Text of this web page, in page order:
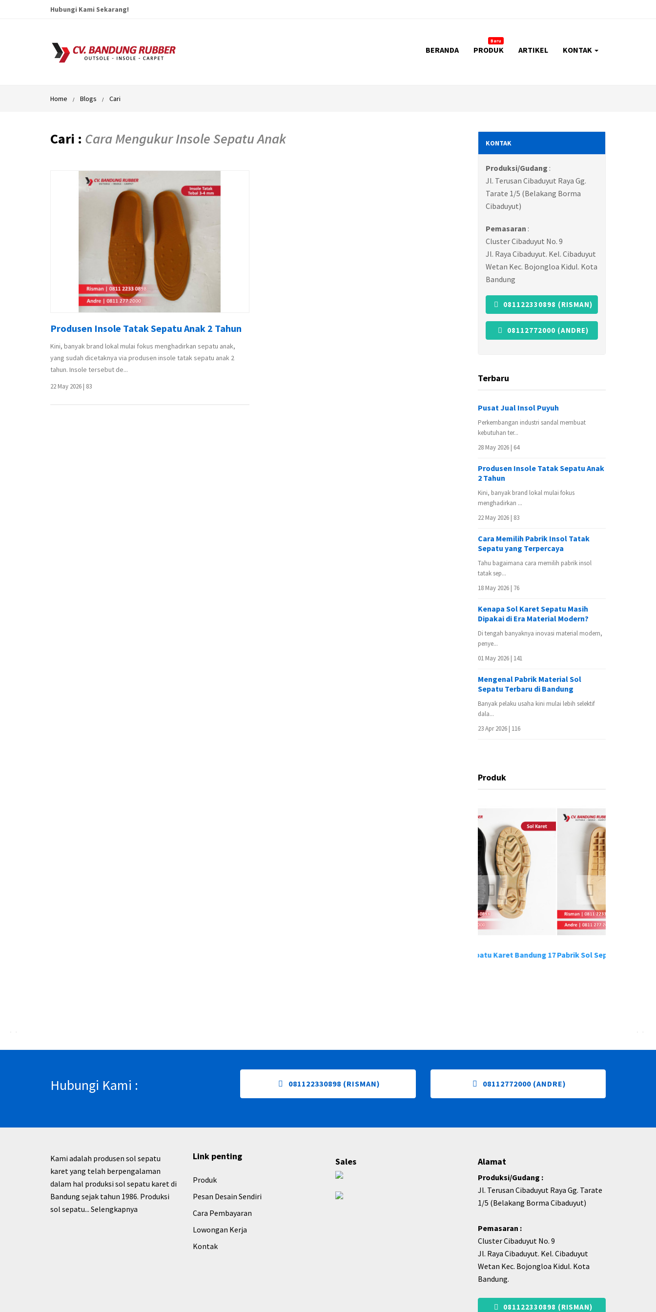
Hubungi Kami Sekarang!
BERANDA PRODUK
Baru
ARTIKEL KONTAK
Home Blogs Cari
Cari : Cara Mengukur Insole Sepatu Anak
Produsen Insole Tatak Sepatu Anak 2 Tahun
Kini, banyak brand lokal mulai fokus menghadirkan sepatu anak,
yang sudah dicetaknya via produsen insole tatak sepatu anak 2
tahun. Insole tersebut de...
22 May 2026 | 83
KONTAK
Produksi/Gudang :
Jl. Terusan Cibaduyut Raya Gg.
Tarate 1/5 (Belakang Borma
Cibaduyut)
Pemasaran :
Cluster Cibaduyut No. 9
Jl. Raya Cibaduyut. Kel. Cibaduyut
Wetan Kec. Bojongloa Kidul. Kota
Bandung
081122330898 (RISMAN)
08112772000 (ANDRE)
Terbaru
Pusat Jual Insol Puyuh
Perkembangan industri sandal membuat
kebutuhan ter...
28 May 2026 | 64
Produsen Insole Tatak Sepatu Anak
2 Tahun
Kini, banyak brand lokal mulai fokus
menghadirkan ...
22 May 2026 | 83
Cara Memilih Pabrik Insol Tatak
Sepatu yang Terpercaya
Tahu bagaimana cara memilih pabrik insol
tatak sep...
18 May 2026 | 76
Kenapa Sol Karet Sepatu Masih
Dipakai di Era Material Modern?
Di tengah banyaknya inovasi material modern,
penye...
01 May 2026 | 141
Mengenal Pabrik Material Sol
Sepatu Terbaru di Bandung
Banyak pelaku usaha kini mulai lebih selektif
dala...
23 Apr 2026 | 116
Produk
Pabrik Sol Sepatu Karet Bandung 17Pabrik Sol Sepatu Karet Bandung 18
Hubungi Kami : 081122330898 (RISMAN) 08112772000 (ANDRE)
Kami adalah produsen sol sepatu
karet yang telah berpengalaman
dalam hal produksi sol sepatu karet di
Bandung sejak tahun 1986. Produksi
sol sepatu... Selengkapnya
Link penting
Produk
Pesan Desain Sendiri
Cara Pembayaran
Lowongan Kerja
Kontak
Sales Alamat
Produksi/Gudang :
Jl. Terusan Cibaduyut Raya Gg. Tarate
1/5 (Belakang Borma Cibaduyut)
Pemasaran :
Cluster Cibaduyut No. 9
Jl. Raya Cibaduyut. Kel. Cibaduyut
Wetan Kec. Bojongloa Kidul. Kota
Bandung.
081122330898 (RISMAN)